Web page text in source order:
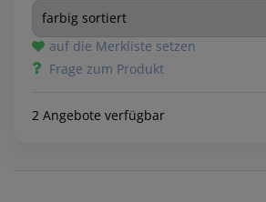
auf die Merkliste setzen
Frage zum Produkt
2 Angebote verfügbar